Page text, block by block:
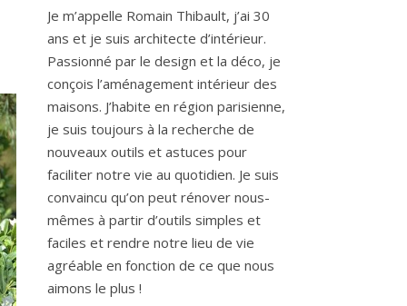
Je m’appelle Romain Thibault, j’ai 30
ans et je suis architecte d’intérieur.
Passionné par le design et la déco, je
conçois l’aménagement intérieur des
maisons. J’habite en région parisienne,
je suis toujours à la recherche de
nouveaux outils et astuces pour
faciliter notre vie au quotidien. Je suis
convaincu qu’on peut rénover nous-
mêmes à partir d’outils simples et
faciles et rendre notre lieu de vie
agréable en fonction de ce que nous
aimons le plus !